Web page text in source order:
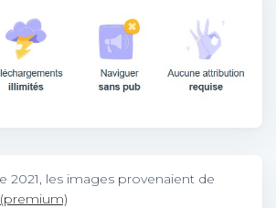
2021, les images provenaient de